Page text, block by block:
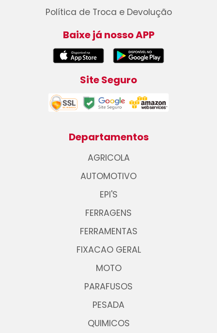
Política de Troca e Devolução
Baixe já nosso APP
Site Seguro
Departamentos
AGRICOLA
AUTOMOTIVO
EPI'S
FERRAGENS
FERRAMENTAS
FIXACAO GERAL
MOTO
PARAFUSOS
PESADA
QUIMICOS